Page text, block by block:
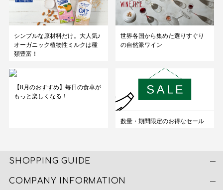
シンプルな原材料だけ。大人気♪
オーガニック植物性ミルクは種
類豊富！
世界各国から集めた選りすぐり
の自然派ワイン
【8月のおすすめ】毎日の食卓が
もっと楽しくなる！
数量・期間限定のお得なセール
SHOPPING GUIDE
COMPANY INFORMATION